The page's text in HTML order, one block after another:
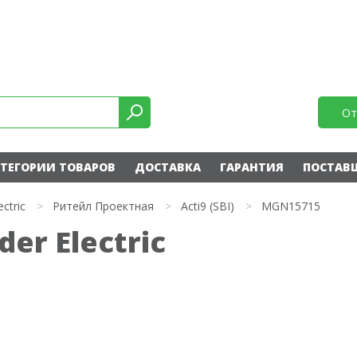
ТОВАРОВ ДОСТАВКА ГАРАНТИЯ
> Ритейл Проектная > Acti9 (SBI) > MGN15715
Electric